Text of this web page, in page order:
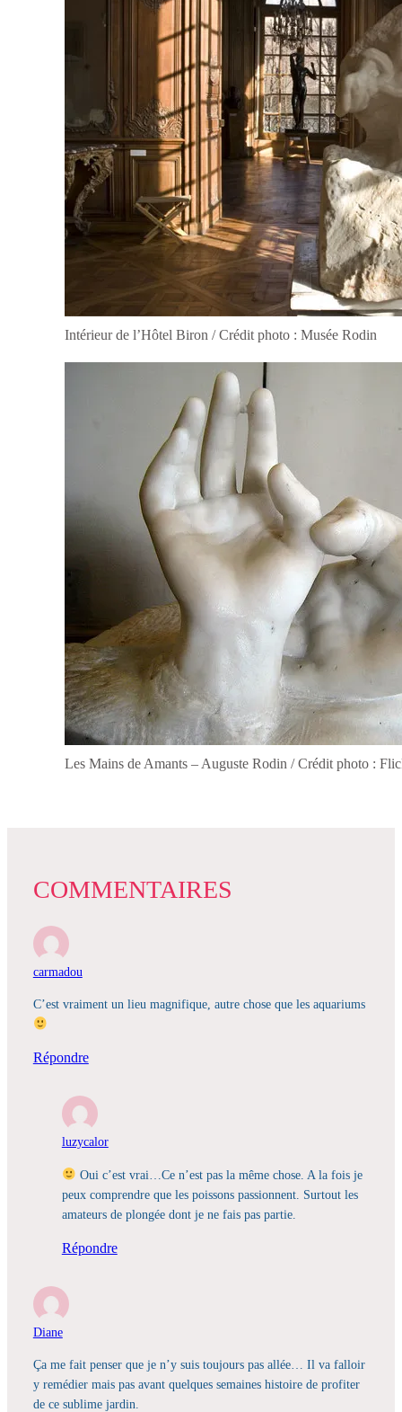
Intérieur de l’Hôtel Biron / Crédit photo : Musée Rodin
Les Mains de Amants – Auguste Rodin / Crédit photo :
COMMENTAIRES
carmadou
C’est vraiment un lieu magnifique, autre chose que les aquariums
Répondre
luzycalor
Oui c’est vrai…Ce n’est pas la même chose. A la fois je
peux comprendre que les poissons passionnent. Surtout les
amateurs de plongée dont je ne fais pas partie.
Répondre
Diane
Ça me fait penser que je n’y suis toujours pas allée… Il va falloir
y remédier mais pas avant quelques semaines histoire de profiter
de ce sublime jardin.